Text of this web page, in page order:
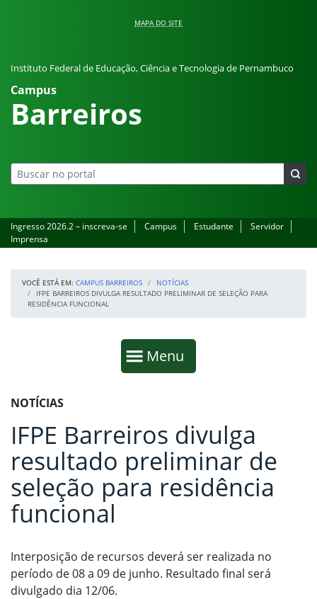
MAPA DO SITE
Instituto Federal de Educação, Ciência e Tecnologia de Pernambuco
Campus
Barreiros
Ingresso 2026.2 – inscreva-se Campus Estudante
Servidor
Imprensa
VOCÊ ESTÁ EM: CAMPUS BARREIROS
NOTÍCIAS
IFPE BARREIROS DIVULGA RESULTADO PRELIMINAR DE SELEÇÃO PARA
RESIDÊNCIA FUNCIONAL
Mostrar
Menu
Fim da navegação
Início do conteúdo
NOTÍCIAS
IFPE Barreiros divulga
resultado preliminar de
seleção para residência
funcional
Interposição de recursos deverá ser realizada no
período de 08 a 09 de junho. Resultado final será
divulgado dia 12/06.